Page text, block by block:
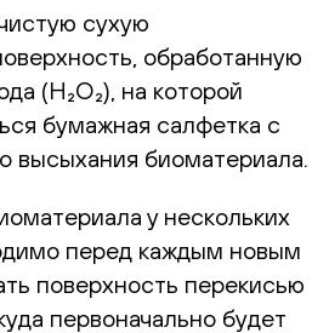
сухую
обработанную
(H₂O₂), на которой
бумажная салфетка с
высыхания биоматериала.
у нескольких
перед каждым новым
поверхность перекисью
первоначально будет